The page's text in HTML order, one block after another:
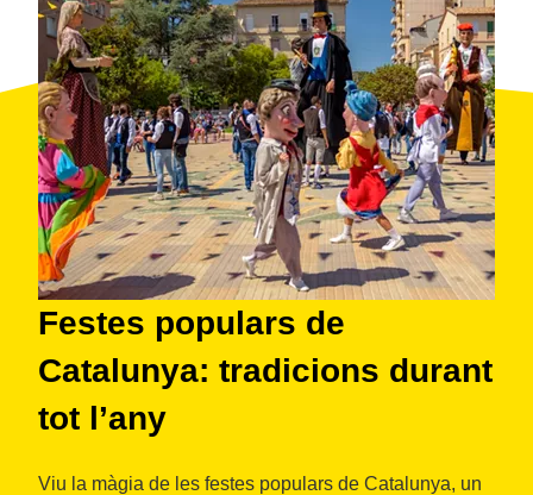
Festes populars de
Catalunya: tradicions durant
tot l’any
Viu la màgia de les festes populars de Catalunya, un